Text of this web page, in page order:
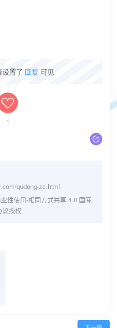
设置了 回复 可见
1
qudong-zc.html
性使用-相同方式共享 4.0 国际
议授权